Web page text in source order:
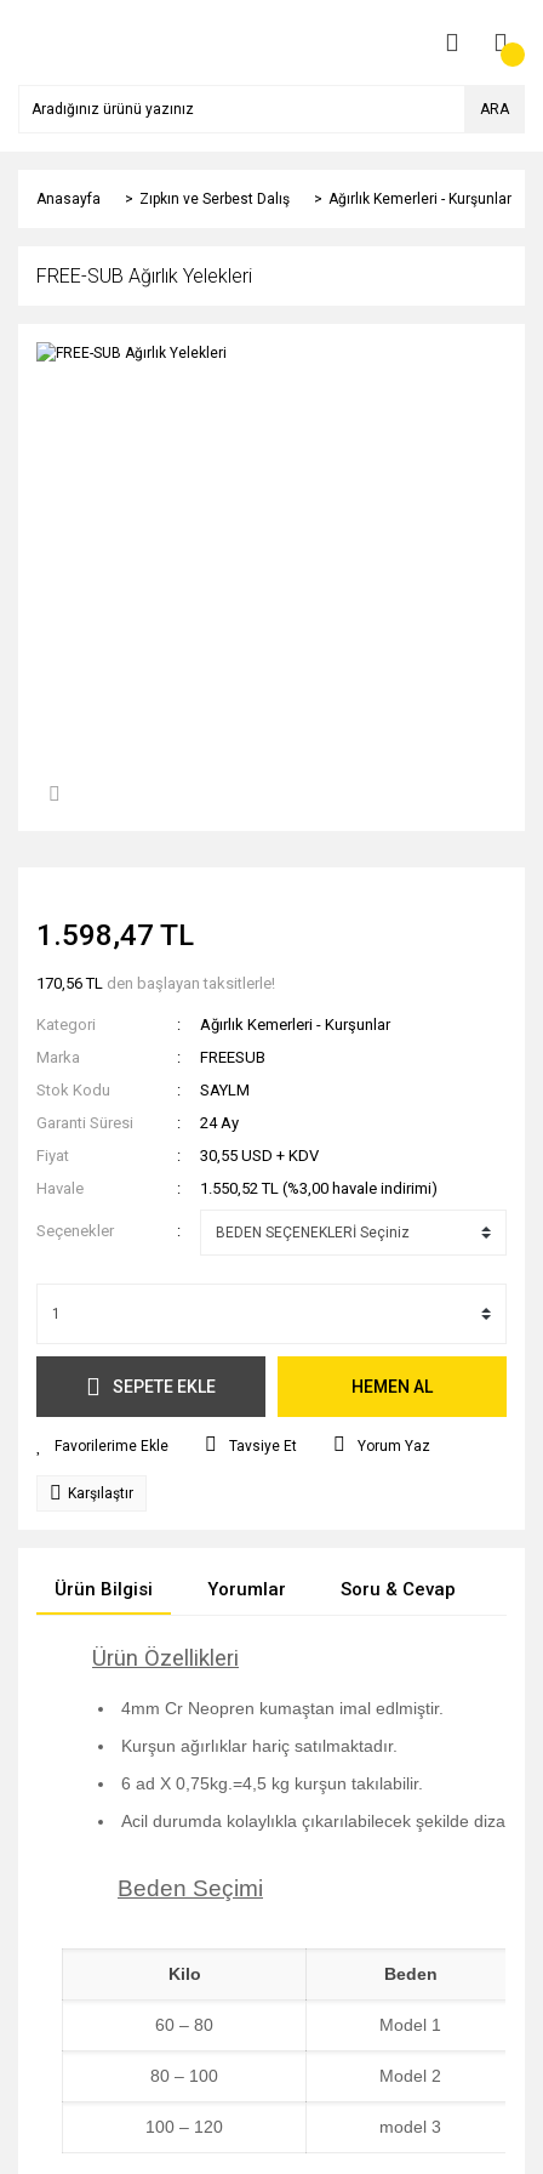
ARA
Anasayfa Zıpkın ve Serbest Dalış Ağırlık Kemerleri - Kurşunlar
FREE-SUB Ağırlık Yelekleri
1.598,47 TL
170,56 TL den başlayan taksitlerle!
Kategori
Ağırlık Kemerleri - Kurşunlar
Marka
FREESUB
Stok Kodu
SAYLM
Garanti Süresi
24 Ay
Fiyat
30,55 USD + KDV
Havale
1.550,52 TL (%3,00 havale indirimi)
Seçenekler
SEPETE EKLE HEMEN AL
Tavsiye Et Yorum Yaz
Karşılaştır
Ürün Bilgisi Yorumlar Soru & Cevap
Ürün Özellikleri
4mm Cr Neopren kumaştan imal edlmiştir.
Kurşun ağırlıklar hariç satılmaktadır.
6 ad X 0,75kg.=4,5 kg kurşun takılabilir.
Acil durumda kolaylıkla çıkarılabilecek şekilde dizayn
Beden Seçimi
Kilo Beden
60 – 80 Model 1
80 – 100 Model 2
100 – 120 model 3